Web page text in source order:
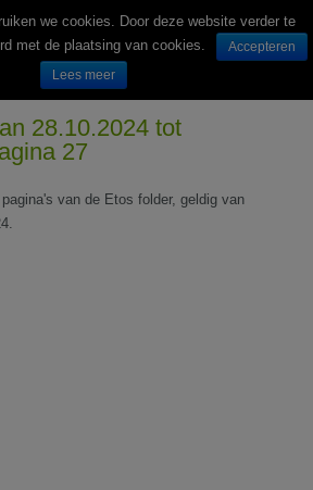
supermarkten en winkels
28.10.2024 tot
27
van de Etos folder, geldig van
we cookies. Door deze website verder te
met de plaatsing van cookies.
Accepteren
Lees meer